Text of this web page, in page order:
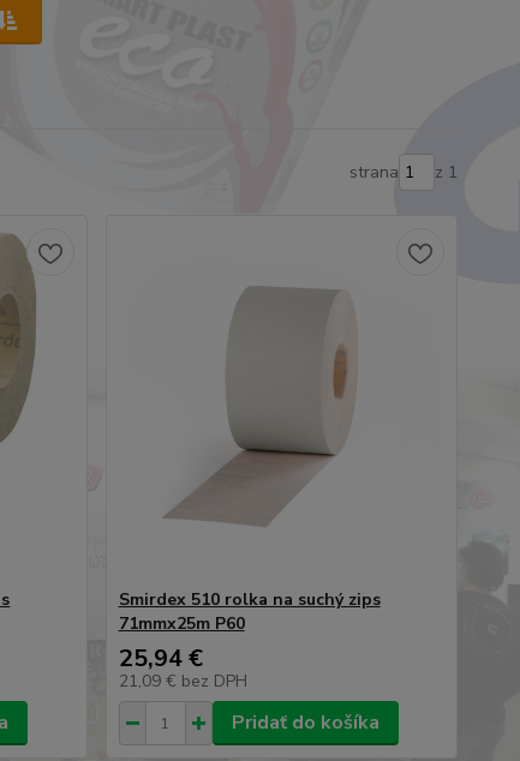
strana z 1
Smirdex 510 rolka na suchý zips
71mmx25m P60
25,94 €
21,09 € bez DPH
Pridať do košíka